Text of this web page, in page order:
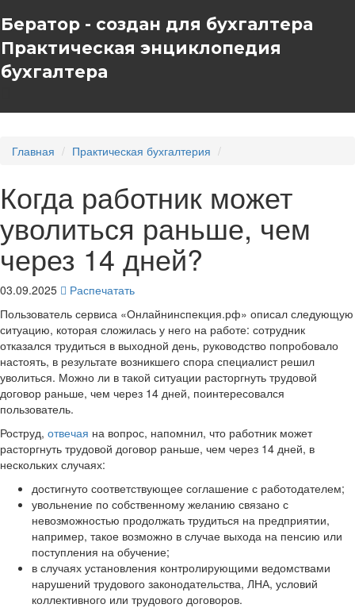
Бератор - создан для бухгалтера
Практическая энциклопедия
бухгалтера
Главная Практическая бухгалтерия
Когда работник может
уволиться раньше, чем
через 14 дней?
03.09.2025
Распечатать
Пользователь сервиса «Онлайнинспекция.рф» описал следующую
ситуацию, которая сложилась у него на работе: сотрудник
отказался трудиться в выходной день, руководство попробовало
настоять, в результате возникшего спора специалист решил
уволиться. Можно ли в такой ситуации расторгнуть трудовой
договор раньше, чем через 14 дней, поинтересовался
пользователь.
Роструд, отвечая на вопрос, напомнил, что работник может
расторгнуть трудовой договор раньше, чем через 14 дней, в
нескольких случаях:
достигнуто соответствующее соглашение с работодателем;
увольнение по собственному желанию связано с
невозможностью продолжать трудиться на предприятии,
например, такое возможно в случае выхода на пенсию или
поступления на обучение;
в случаях установления контролирующими ведомствами
нарушений трудового законодательства, ЛНА, условий
коллективного или трудового договоров.